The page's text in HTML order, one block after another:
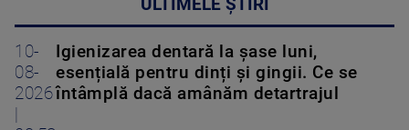
ULTIMELE ȘTIRI
10-
08-
2026
|
Igienizarea dentară la șase luni,
esențială pentru dinți și gingii. Ce se
întâmplă dacă amânăm detartrajul